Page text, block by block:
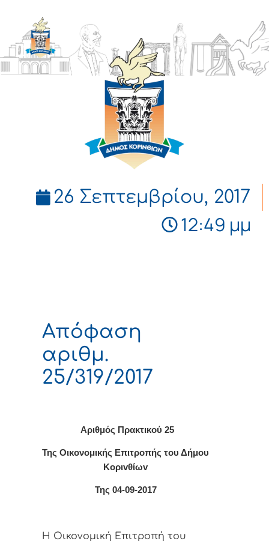
ΔΗΜΟΣ
ΚΟΡΙΝΘΙΩΝ
26 Σεπτεμβρίου, 2017
12:49 μμ
Απόφαση
αριθμ.
25/319/2017
Αριθμός Πρακτικού 25
Της Οικονομικής Επιτρoπής τoυ Δήμoυ
Κoριvθίωv
Της 04-09-2017
Η Οικονομική Επιτρoπή τoυ